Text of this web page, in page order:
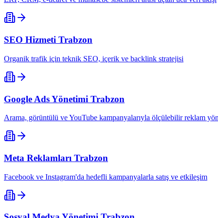
SEO Hizmeti Trabzon
Organik trafik için teknik SEO, içerik ve backlink stratejisi
Google Ads Yönetimi Trabzon
Arama, görüntülü ve YouTube kampanyalarıyla ölçülebilir reklam
Meta Reklamları Trabzon
Facebook ve Instagram'da hedefli kampanyalarla satış ve etkileşim